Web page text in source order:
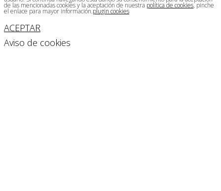
de las mencionadas cookies y la aceptación de nuestra política de cookies, pinche
el enlace para mayor información.plugin cookies
ACEPTAR
Aviso de cookies